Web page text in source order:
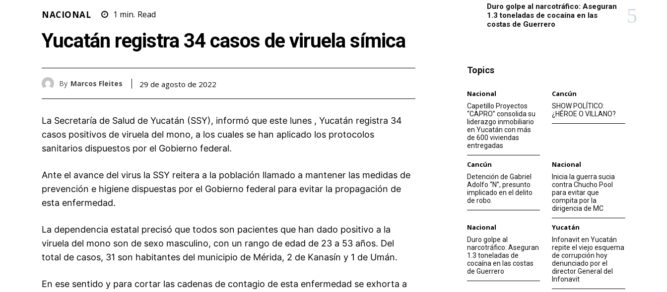
NACIONAL 1 min. Read
Yucatán registra 34 casos de viruela símica
By Marcos Fleites 29 de agosto de 2022
La Secretaría de Salud de Yucatán (SSY), informó que este lunes , Yucatán registra 34
casos positivos de viruela del mono, a los cuales se han aplicado los protocolos
sanitarios dispuestos por el Gobierno federal.
Ante el avance del virus la SSY reitera a la población llamado a mantener las medidas de
prevención e higiene dispuestas por el Gobierno federal para evitar la propagación de
esta enfermedad.
La dependencia estatal precisó que todos son pacientes que han dado positivo a la
viruela del mono son de sexo masculino, con un rango de edad de 23 a 53 años. Del
total de casos, 31 son habitantes del municipio de Mérida, 2 de Kanasín y 1 de Umán.
En ese sentido y para cortar las cadenas de contagio de esta enfermedad se exhorta a
Duro golpe al narcotráfico: Aseguran
1.3 toneladas de cocaína en las
costas de Guerrero
Topics
Nacional
Capetillo Proyectos
“CAPRO” consolida su
liderazgo inmobiliario
en Yucatán con más
de 600 viviendas
entregadas
Cancún
SHOW POLÍTICO:
¿HÉROE O VILLANO?
Cancún
Detención de Gabriel
Adolfo “N”, presunto
implicado en el delito
de robo.
Nacional
Inicia la guerra sucia
contra Chucho Pool
para evitar que
compita por la
dirigencia de MC
Nacional
Duro golpe al
narcotráfico: Aseguran
1.3 toneladas de
cocaína en las costas
de Guerrero
Yucatán
Infonavit en Yucatán
repite el viejo esquema
de corrupción hoy
denunciado por el
director General del
Infonavit